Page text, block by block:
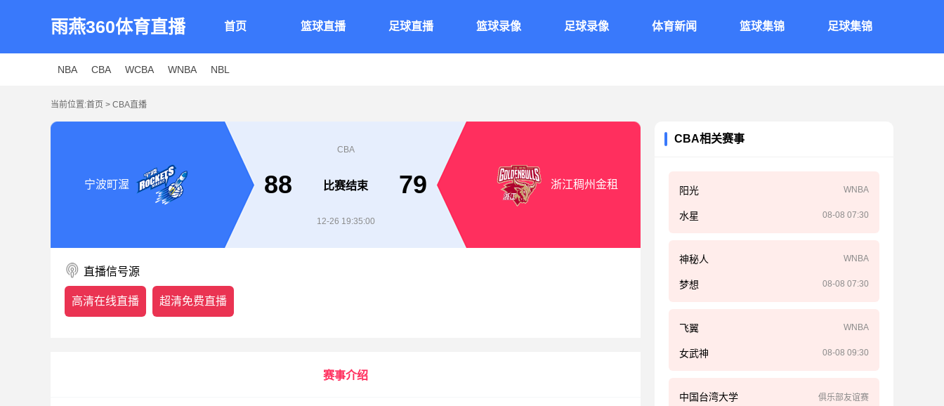
雨燕360体育直播 首页 篮球直播 足球直播 篮球录像 足球录像 体育新闻 篮球集锦 足球集锦
NBA CBA WCBA WNBA NBL
当前位置:首页 > CBA直播
宁波町渥
CBA
88 比赛结束 79
12-26 19:35:00
浙江稠州金租
直播信号源
高清在线直播 超清免费直播
赛事介绍
CBA相关赛事
阳光 WNBA
水星 08-08 07:30
神秘人 WNBA
梦想 08-08 07:30
飞翼 WNBA
女武神 08-08 09:30
中国台湾大学 俱乐部友谊赛